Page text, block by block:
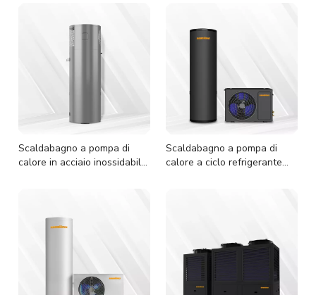
Scaldabagno a pompa di
calore in acciaio inossidabile
Scaldabagno a pompa di
calore a ciclo refrigerante